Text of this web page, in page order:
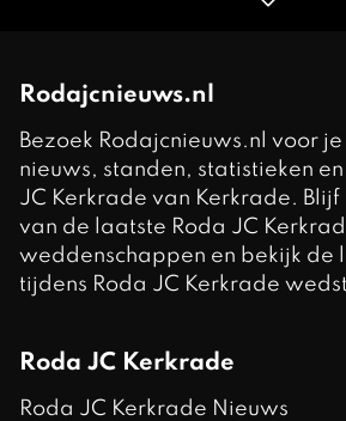
Rodajcnieuws.nl
Bezoek Rodajcnieuws.nl voor
nieuws, standen, statistieken
JC Kerkrade van Kerkrade.
van de laatste Roda JC
weddenschappen en bekijk de
tijdens Roda JC Kerkrade
Roda JC Kerkrade
Roda JC Kerkrade Nieuws